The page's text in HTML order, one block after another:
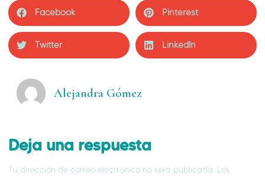
Facebook Pinterest
Twitter LinkedIn
Alejandra Gómez
Deja una respuesta
Tu dirección de correo electrónico no será publicada. Los